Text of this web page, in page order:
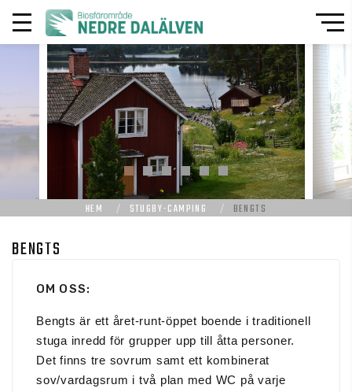
HEM STUGBY-CAMPING BENGTS
BENGTS
OM OSS:
Bengts är ett året-runt-öppet boende i traditionell
stuga inredd för grupper upp till åtta personer.
Det finns tre sovrum samt ett kombinerat
sov/vardagsrum i två plan med WC på varje